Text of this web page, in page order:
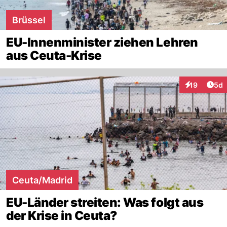
Brüssel
EU-Innenminister ziehen Lehren
aus Ceuta-Krise
19
Interaktionen
5d
Ceuta/Madrid
EU-Länder streiten: Was folgt aus
der Krise in Ceuta?